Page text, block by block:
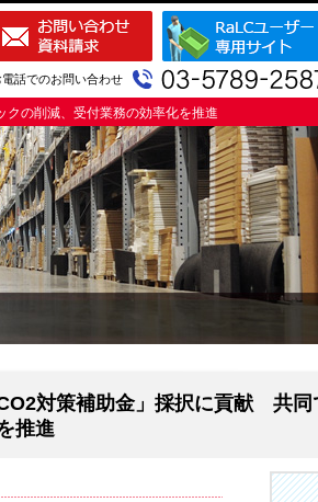
電話でのお問い合わせ
の削減、受付業務の効率化を推進
対策補助金」採択に貢献 共同
推進